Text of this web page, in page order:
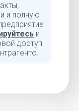
и полную
и
доступ